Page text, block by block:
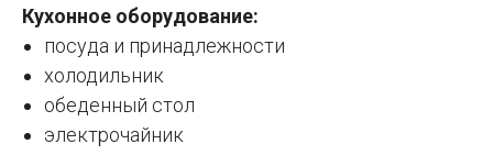
Кухонное оборудование:
посуда и принадлежности
холодильник
обеденный стол
электрочайник